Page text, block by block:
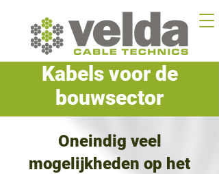
Kabels voor de
bouwsector
Oneindig veel
mogelijkheden op het